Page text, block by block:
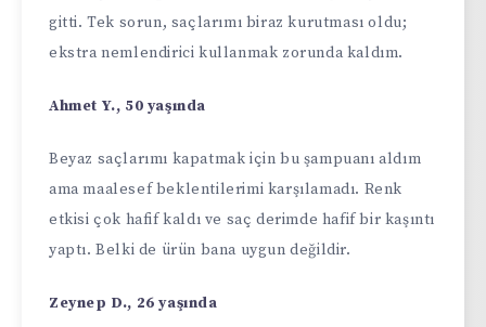
gitti. Tek sorun, saçlarımı biraz kurutması oldu;
ekstra nemlendirici kullanmak zorunda kaldım.
Ahmet Y., 50 yaşında
Beyaz saçlarımı kapatmak için bu şampuanı aldım
ama maalesef beklentilerimi karşılamadı. Renk
etkisi çok hafif kaldı ve saç derimde hafif bir kaşıntı
yaptı. Belki de ürün bana uygun değildir.
Zeynep D., 26 yaşında